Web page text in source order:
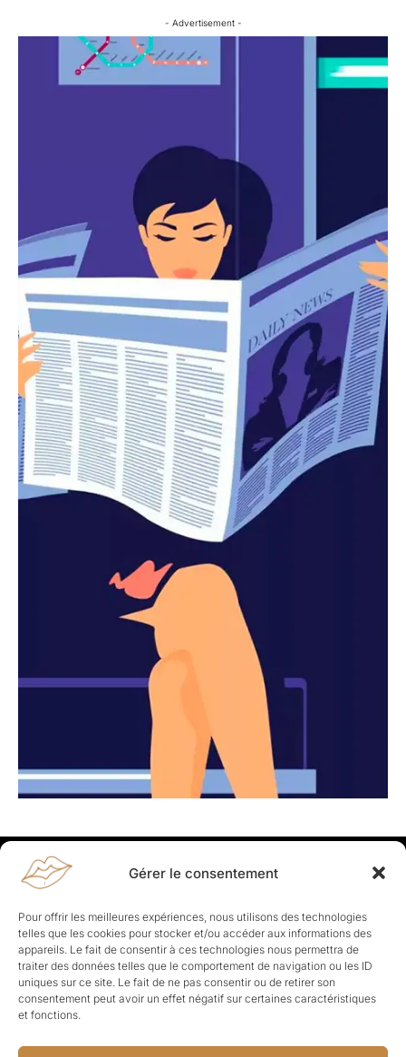
Gérer le consentement
Pour offrir les meilleures expériences, nous utilisons des technologies
telles que les cookies pour stocker et/ou accéder aux informations des
appareils. Le fait de consentir à ces technologies nous permettra de
traiter des données telles que le comportement de navigation ou les ID
uniques sur ce site. Le fait de ne pas consentir ou de retirer son
consentement peut avoir un effet négatif sur certaines caractéristiques
et fonctions.
- Advertisement -
Rapporteuses
À propos de Rapporteuses :Rapporteuses, c’est l’histoire de
Parisiennes, bien dans leurs baskets qui aiment rapporter ce qui leur
cause, leur apporte et leur rapporte !
Les Topics
Société Politique Business Culture
Sport
Lifestyle